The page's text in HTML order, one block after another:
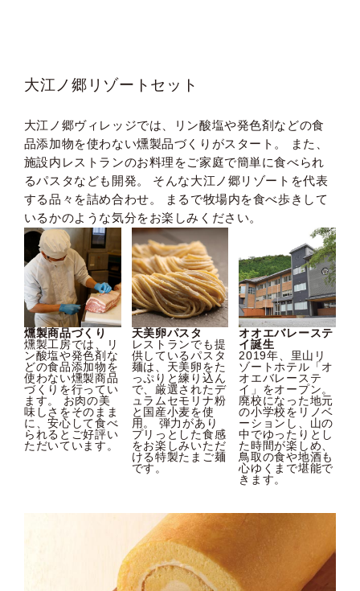
大江ノ郷リゾートセット
大江ノ郷ヴィレッジでは、リン酸塩や発色剤などの食
品添加物を使わない燻製品づくりがスタート。 また、
施設内レストランのお料理をご家庭で簡単に食べられ
るパスタなども開発。 そんな大江ノ郷リゾートを代表
する品々を詰め合わせ。 まるで牧場内を食べ歩きして
いるかのような気分をお楽しみください。
燻製商品づくり
燻製工房では、リ
ン酸塩や発色剤な
どの食品添加物を
使わない燻製商品
づくりを行ってい
ます。 お肉の美
味しさをそのまま
に、安心して食べ
られるとご好評い
ただいています。
天美卵パスタ
レストランでも提
供しているパスタ
麺は、天美卵をた
っぷりと練り込ん
で、厳選されたデ
ュラムセモリナ粉
と国産小麦を使
用。 弾力があり
プリっとした食感
をお楽しみいただ
ける特製たまご麺
です。
オオエバレーステ
イ誕生
2019年、里山リ
ゾートホテル「オ
オエバレーステ
イ」をオープン。
廃校になった地元
の小学校をリノベ
ーションし、山の
中でゆったりとし
た時間が楽しめ、
鳥取の食や地酒も
心ゆくまで堪能で
きます。